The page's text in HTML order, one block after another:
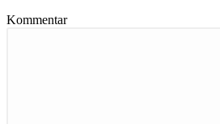
Kommentar